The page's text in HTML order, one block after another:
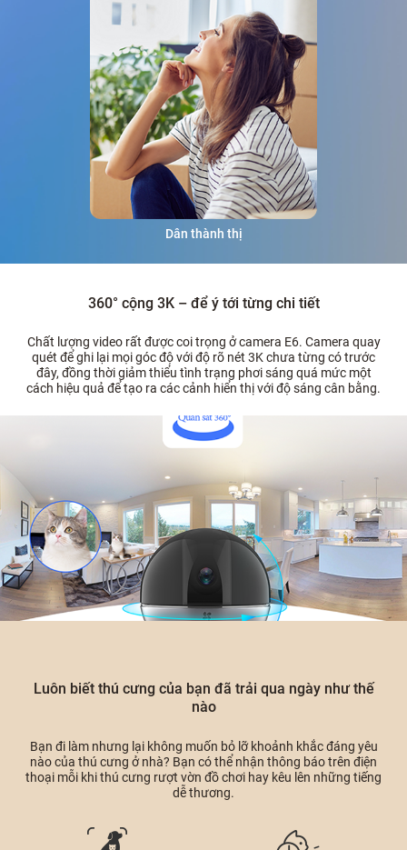
Dân thành thị
360° cộng 3K – để ý tới từng chi tiết
Chất lượng video rất được coi trọng ở camera E6. Camera quay
quét để ghi lại mọi góc độ với độ rõ nét 3K chưa từng có trước
đây, đồng thời giảm thiểu tình trạng phơi sáng quá mức một
cách hiệu quả để tạo ra các cảnh hiển thị với độ sáng cân bằng.
Luôn biết thú cưng của bạn đã trải qua ngày như thế
nào
Bạn đi làm nhưng lại không muốn bỏ lỡ khoảnh khắc đáng yêu
nào của thú cưng ở nhà? Bạn có thể nhận thông báo trên điện
thoại mỗi khi thú cưng rượt vờn đồ chơi hay kêu lên những tiếng
dễ thương.